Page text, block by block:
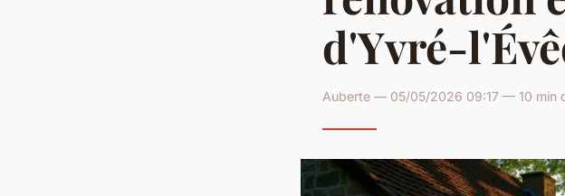
d'Yvré-
Auberte — 05/05/2026 09:17 — 10 min